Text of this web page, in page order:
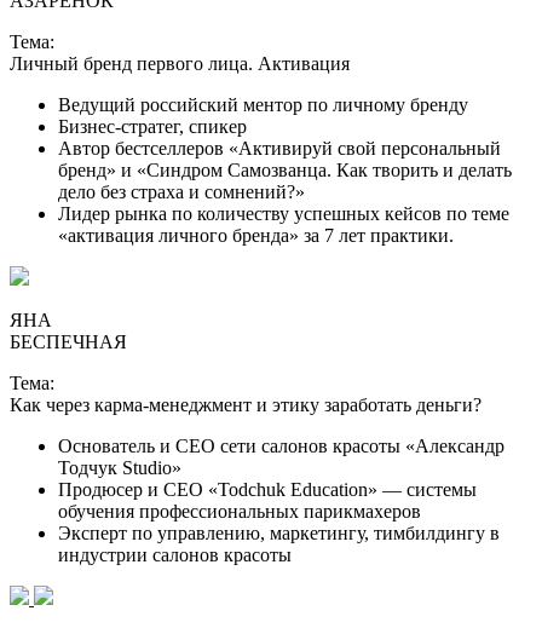
Тема:
Личный бренд первого лица. Активация
Ведущий российский ментор по личному бренду
Бизнес-стратег, спикер
Автор бестселлеров «Активируй свой персональный
бренд» и «Синдром Самозванца. Как творить и делать
дело без страха и сомнений?»
Лидер рынка по количеству успешных кейсов по теме
«активация личного бренда» за 7 лет практики.
ЯНА
БЕСПЕЧНАЯ
Тема:
Как через карма-менеджмент и этику заработать деньги?
Основатель и СЕО сети салонов красоты «Александр
Тодчук Studio»
Продюсер и CEO «Todchuk Education» — системы
обучения профессиональных парикмахеров
Эксперт по управлению, маркетингу, тимбилдингу в
индустрии салонов красоты